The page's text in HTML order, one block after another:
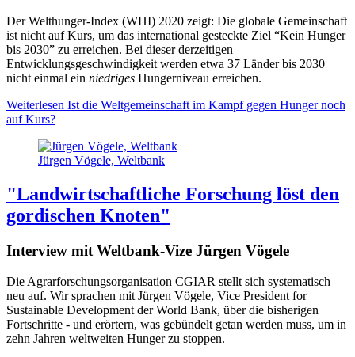
Der Welthunger-Index (WHI) 2020 zeigt: Die globale Gemeinschaft
ist nicht auf Kurs, um das international gesteckte Ziel “Kein Hunger
bis 2030” zu erreichen. Bei dieser derzeitigen
Entwicklungsgeschwindigkeit werden etwa 37 Länder bis 2030
nicht einmal ein niedriges Hungerniveau erreichen.
Weiterlesen Ist die Weltgemeinschaft im Kampf gegen Hunger noch
auf Kurs?
Jürgen Vögele, Weltbank
"Landwirtschaftliche Forschung löst den
gordischen Knoten"
Interview mit Weltbank-Vize Jürgen Vögele
Die Agrarforschungsorganisation CGIAR stellt sich systematisch
neu auf. Wir sprachen mit Jürgen Vögele, Vice President for
Sustainable Development der World Bank, über die bisherigen
Fortschritte - und erörtern, was gebündelt getan werden muss, um in
zehn Jahren weltweiten Hunger zu stoppen.